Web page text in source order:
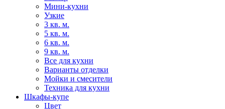
Мини-кухни
Узкие
3 кв. м.
5 кв. м.
6 кв. м.
9 кв. м.
Все для кухни
Варианты отделки
Мойки и смесители
Техника для кухни
Шкафы-купе
Цвет